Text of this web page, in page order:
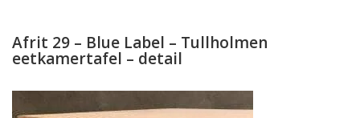
Afrit 29 – Blue Label – Tullholmen
eetkamertafel – detail